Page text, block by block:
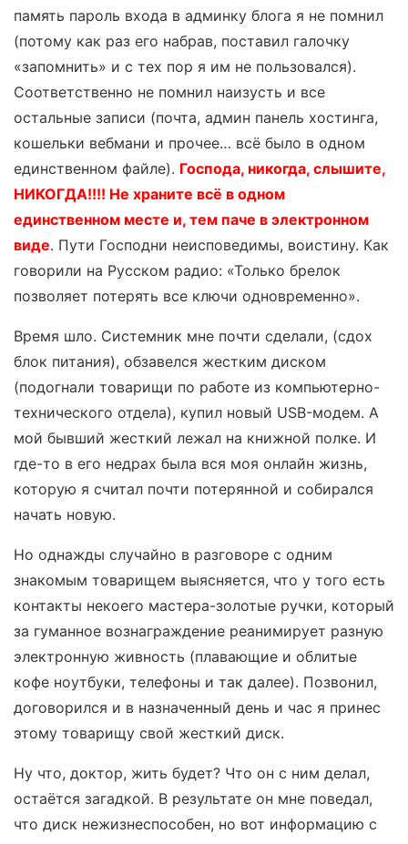
память пароль входа в админку блога я не помнил
(потому как раз его набрав, поставил галочку
«запомнить» и с тех пор я им не пользовался).
Соответственно не помнил наизусть и все
остальные записи (почта, админ панель хостинга,
кошельки вебмани и прочее… всё было в одном
единственном файле). Господа, никогда, слышите,
НИКОГДА!!!! Не храните всё в одном
единственном месте и, тем паче в электронном
виде. Пути Господни неисповедимы, воистину. Как
говорили на Русском радио: «Только брелок
позволяет потерять все ключи одновременно».
Время шло. Системник мне почти сделали, (сдох
блок питания), обзавелся жестким диском
(подогнали товарищи по работе из компьютерно-
технического отдела), купил новый USB-модем. А
мой бывший жесткий лежал на книжной полке. И
где-то в его недрах была вся моя онлайн жизнь,
которую я считал почти потерянной и собирался
начать новую.
Но однажды случайно в разговоре с одним
знакомым товарищем выясняется, что у того есть
контакты некоего мастера-золотые ручки, который
за гуманное вознаграждение реанимирует разную
электронную живность (плавающие и облитые
кофе ноутбуки, телефоны и так далее). Позвонил,
договорился и в назначенный день и час я принес
этому товарищу свой жесткий диск.
Ну что, доктор, жить будет? Что он с ним делал,
остаётся загадкой. В результате он мне поведал,
что диск нежизнеспособен, но вот информацию с